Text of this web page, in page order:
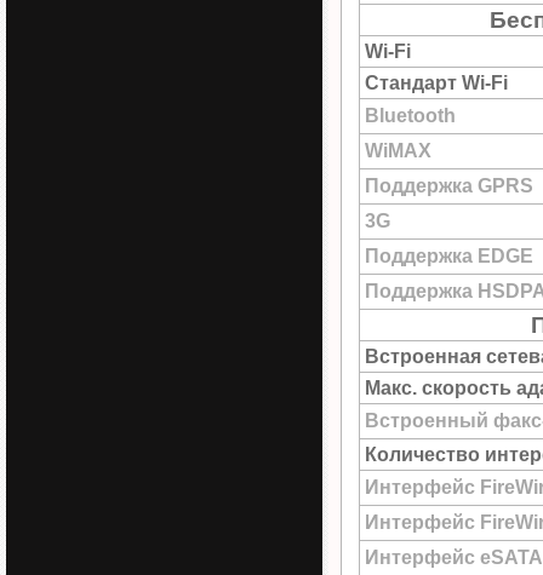
Wi-Fi
Стандарт Wi-Fi
Bluetooth
WiMAX
Поддержка GPRS
3G
Поддержка EDGE
Поддержка
Встроенная
Макс. скорость
Встроенный
Количество
Интерфейс
Интерфейс
Интерфейс eSATA